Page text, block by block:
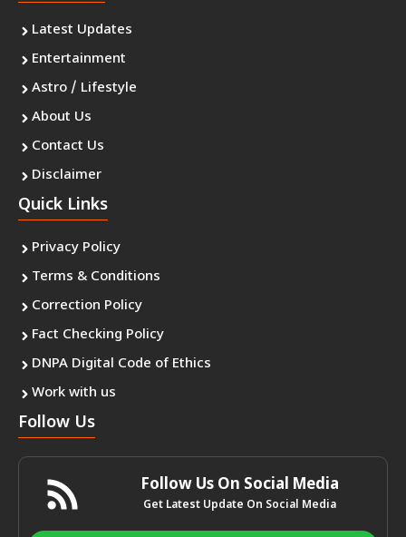
Latest Updates
Entertainment
Astro / Lifestyle
About Us
Contact Us
Disclaimer
Quick Links
Privacy Policy
Terms & Conditions
Correction Policy
Fact Checking Policy
DNPA Digital Code of Ethics
Work with us
Follow Us
Follow Us On Social Media
Get Latest Update On Social Media